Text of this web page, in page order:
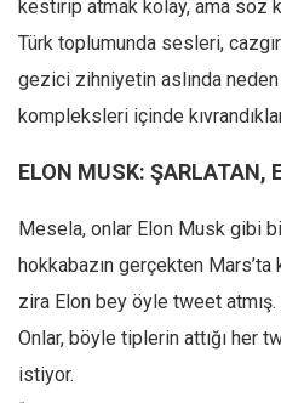
kestirip atmak kolay, ama söz
Türk toplumunda sesleri,
gezici zihniyetin aslında neden
kompleksleri içinde
ELON MUSK: ŞARLATAN,
Mesela, onlar Elon Musk gibi
hokkabazın gerçekten Mars’ta
zira Elon bey öyle tweet atmış.
Onlar, böyle tiplerin attığı her
istiyor.